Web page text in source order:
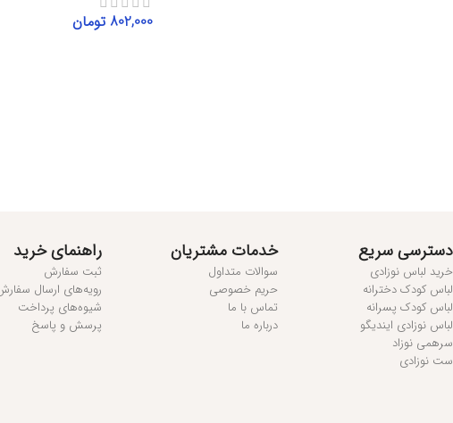
802,000 تومان
دسترسی سریع
خرید لباس نوزادی
لباس کودک دخترانه
لباس کودک پسرانه
لباس نوزادی ایندیگو
سرهمی نوزاد
ست نوزادی
خدمات مشتریان
سوالات متداول
حریم خصوصی
تماس با ما
درباره ما
راهنمای خرید
ثبت سفارش
رویه‌های ارسال
شیوه‌های پرداخت
پرسش و پاسخ